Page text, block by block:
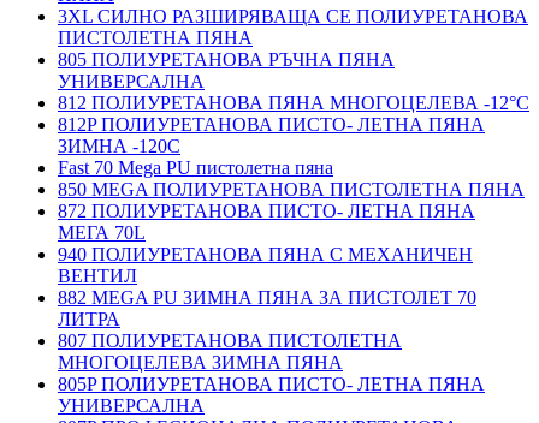
3XL СИЛНО РАЗШИРЯВАЩА СЕ ПОЛИУРЕТАНОВА
ПИСТОЛЕТНА ПЯНА
805 ПОЛИУРЕТАНОВА РЪЧНА ПЯНА
УНИВЕРСАЛНА
812 ПОЛИУРЕТАНОВА ПЯНА МНОГОЦЕЛЕВА -12°C
812P ПОЛИУРЕТАНОВА ПИСТО- ЛЕТНА ПЯНА
ЗИМНА -120С
Fast 70 Mega PU пистолетна пяна
850 MEGA ПОЛИУРЕТАНОВА ПИСТОЛЕТНА ПЯНА
872 ПОЛИУРЕТАНОВА ПИСТО- ЛЕТНА ПЯНА
МЕГА 70L
940 ПОЛИУРЕТАНОВА ПЯНА С МЕХАНИЧЕН
ВЕНТИЛ
882 MEGA PU ЗИМНА ПЯНА ЗА ПИСТОЛЕТ 70
ЛИТРА
807 ПОЛИУРЕТАНОВА ПИСТОЛЕТНА
МНОГОЦЕЛЕВА ЗИМНА ПЯНА
805P ПОЛИУРЕТАНОВА ПИСТО- ЛЕТНА ПЯНА
УНИВЕРСАЛНА